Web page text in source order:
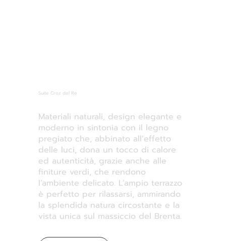
Suite Croz del Re
Materiali naturali, design elegante e
moderno in sintonia con il legno
pregiato che, abbinato all’effetto
delle luci, dona un tocco di calore
ed autenticità, grazie anche alle
finiture verdi, che rendono
l’ambiente delicato. L’ampio terrazzo
è perfetto per rilassarsi, ammirando
la splendida natura circostante e la
vista unica sul massiccio del Brenta.